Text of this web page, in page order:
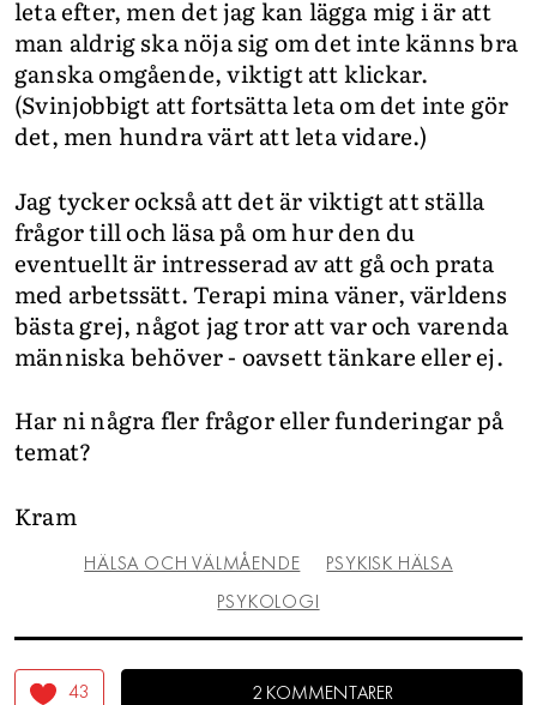
leta efter, men det jag kan lägga mig i är att
man aldrig ska nöja sig om det inte känns bra
ganska omgående, viktigt att klickar.
(Svinjobbigt att fortsätta leta om det inte gör
det, men hundra värt att leta vidare.)
Jag tycker också att det är viktigt att ställa
frågor till och läsa på om hur den du
eventuellt är intresserad av att gå och prata
med arbetssätt. Terapi mina väner, världens
bästa grej, något jag tror att var och varenda
människa behöver - oavsett tänkare eller ej.
Har ni några fler frågor eller funderingar på
temat?
Kram
HÄLSA OCH VÄLMÅENDE
PSYKISK HÄLSA
PSYKOLOGI
43 2 KOMMENTARER